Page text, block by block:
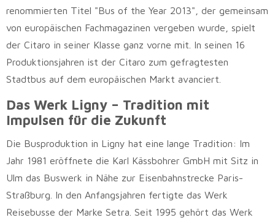
renommierten Titel "Bus of the Year 2013", der gemeinsam
von europäischen Fachmagazinen vergeben wurde, spielt
der Citaro in seiner Klasse ganz vorne mit. In seinen 16
Produktionsjahren ist der Citaro zum gefragtesten
Stadtbus auf dem europäischen Markt avanciert.
Das Werk Ligny – Tradition mit
Impulsen für die Zukunft
Die Busproduktion in Ligny hat eine lange Tradition: Im
Jahr 1981 eröffnete die Karl Kässbohrer GmbH mit Sitz in
Ulm das Buswerk in Nähe zur Eisenbahnstrecke Paris-
Straßburg. In den Anfangsjahren fertigte das Werk
Reisebusse der Marke Setra. Seit 1995 gehört das Werk